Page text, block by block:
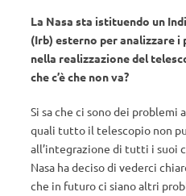
La Nasa sta istituendo un
(Irb) esterno per analizzare
nella realizzazione del
che c’è che non va?
Si sa che ci sono dei problemi
quali tutto il telescopio non
all’integrazione di tutti i suoi
Nasa ha deciso di vederci
che in futuro ci siano altri